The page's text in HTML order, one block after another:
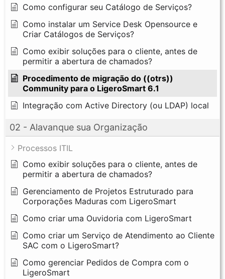
Como configurar seu Catálogo de Serviços?
Como instalar um Service Desk Opensource e
Criar Catálogos de Serviços?
Como exibir soluções para o cliente, antes de
permitir a abertura de chamados?
Procedimento de migração do ((otrs))
Community para o LigeroSmart 6.1
Integração com Active Directory (ou LDAP) local
02 - Alavanque sua Organização
Processos ITIL
Como exibir soluções para o cliente, antes de
permitir a abertura de chamados?
Gerenciamento de Projetos Estruturado para
Corporações Maduras com LigeroSmart
Como criar uma Ouvidoria com LigeroSmart
Como criar um Serviço de Atendimento ao Cliente
SAC com o LigeroSmart?
Como gerenciar Pedidos de Compra com o
LigeroSmart